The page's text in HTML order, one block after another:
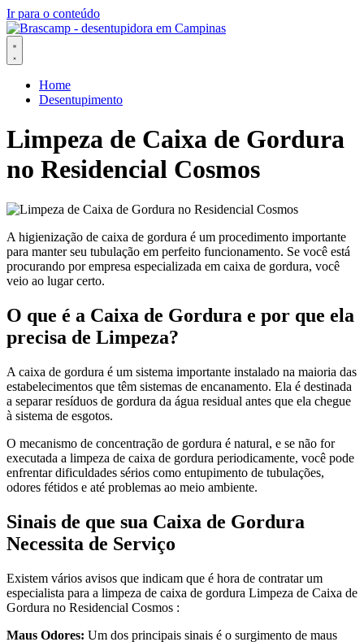
Ir para o conteúdo
Home
Desentupimento
Limpeza de Caixa de Gordura
no Residencial Cosmos
A higienização de caixa de gordura é um procedimento importante
para manter seu tubulação em perfeito funcionamento. Se você está
procurando por empresa especializada em caixa de gordura, você
veio ao lugar certo.
O que é a Caixa de Gordura e por que ela
precisa de Limpeza?
A caixa de gordura é um sistema importante instalado na maioria das
estabelecimentos que têm sistemas de encanamento. Ela é destinada
a separar resíduos de gordura da água residual antes que ela chegue
à sistema de esgotos.
O mecanismo de concentração de gordura é natural, e se não for
executada a limpeza de caixa de gordura periodicamente, você pode
enfrentar dificuldades sérios como entupimento de tubulações,
odores fétidos e até problemas ao meio ambiente.
Sinais de que sua Caixa de Gordura
Necessita de Serviço
Existem vários avisos que indicam que é hora de contratar um
especialista para a limpeza de caixa de gordura Limpeza de Caixa de
Gordura no Residencial Cosmos :
Maus Odores: Um dos principais sinais é o surgimento de maus